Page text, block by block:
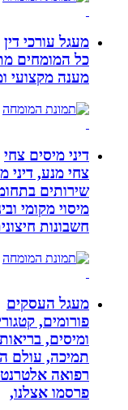
מעגל עורכי דין
כל המומחים
מענה מקצועי
דיני מיסים צחי
צחי מנע, דיני
שירותים
מיסוי מקומי
חשבונות
מעגל העסקים
פורומים,
ומיסים, בריאות
תמיכה, עולם
רפואה
פרסמו אצלנו,